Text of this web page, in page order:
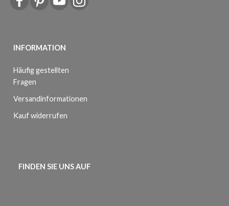
INFORMATION
Häufig gestellten
Fragen
Versandinformationen
Kauf widerrufen
FINDEN SIE UNS AUF